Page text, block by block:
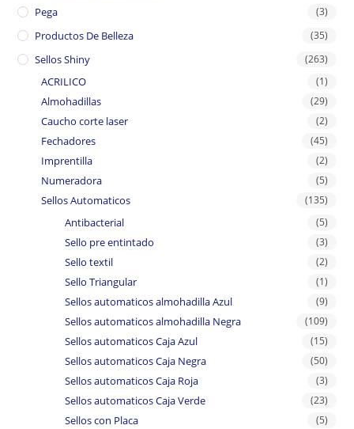
Pega (3)
Productos De Belleza (35)
Sellos Shiny (263)
ACRILICO (1)
Almohadillas (29)
Caucho corte laser (2)
Fechadores (45)
Imprentilla (2)
Numeradora (5)
Sellos Automaticos (135)
Antibacterial (5)
Sello pre entintado (3)
Sello textil (2)
Sello Triangular (1)
Sellos automaticos almohadilla Azul (9)
Sellos automaticos almohadilla Negra (109)
Sellos automaticos Caja Azul (15)
Sellos automaticos Caja Negra (50)
Sellos automaticos Caja Roja (3)
Sellos automaticos Caja Verde (23)
Sellos con Placa (5)